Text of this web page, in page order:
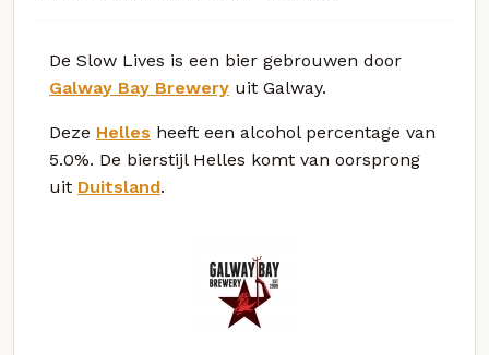
De Slow Lives is een bier gebrouwen door
Galway Bay Brewery uit Galway.
Deze Helles heeft een alcohol percentage van
5.0%. De bierstijl Helles komt van oorsprong
uit Duitsland.